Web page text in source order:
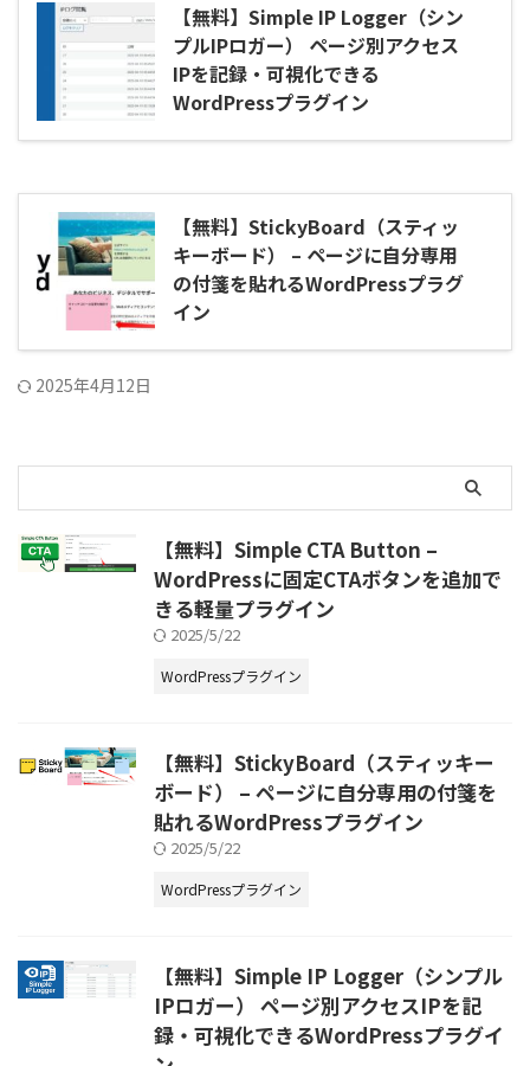
【無料】Simple IP Logger（シン
プルIPロガー） ページ別アクセス
IPを記録・可視化できる
WordPressプラグイン
【無料】StickyBoard（スティッ
キーボード） – ページに自分専用
の付箋を貼れるWordPressプラグ
イン
2025年4月12日
【無料】Simple CTA Button –
WordPressに固定CTAボタンを追加で
きる軽量プラグイン
2025/5/22
WordPressプラグイン
【無料】StickyBoard（スティッキー
ボード） – ページに自分専用の付箋を
貼れるWordPressプラグイン
2025/5/22
WordPressプラグイン
【無料】Simple IP Logger（シンプル
IPロガー） ページ別アクセスIPを記
録・可視化できるWordPressプラグイ